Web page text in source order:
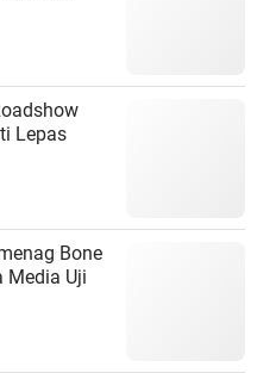
Lepas
Bone
Media Uji